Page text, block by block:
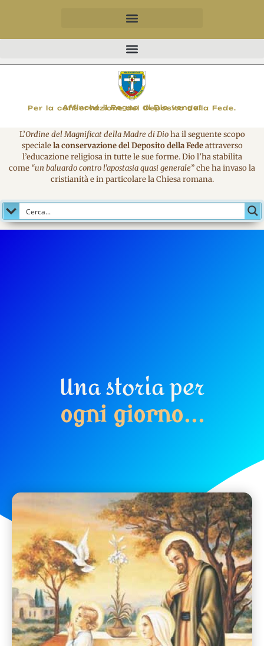
Per la conservazione del Deposito della Fede.
Affinché il Regno di Dio venga!
MAGNIFICO
L’Ordine del Magnificat della Madre di Dioha il seguente scopo
specialela conservazione del Deposito della Fedeattraverso
l’educazione religiosa in tutte le sue forme. Dio l’ha stabilita
come “un baluardo contro l’apostasia quasi generale” che ha invaso la
cristianità e in particolare la Chiesa romana.
Una storia per
ogni giorno...